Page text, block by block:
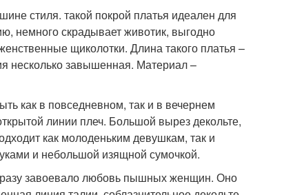
стиля. такой покрой платья идеален для
немного скрадывает животик, выгодно
щиколотки. Длина такого платья –
несколько завышенная. Материал –
как в повседневном, так и в вечернем
линии плеч. Большой вырез декольте,
как молоденьким девушкам, так и
и небольшой изящной сумочкой.
завоевало любовь пышных женщин. Оно